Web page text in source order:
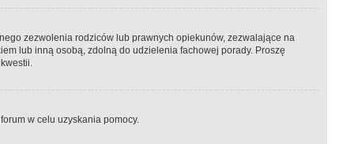
zezwolenia rodziców lub prawnych opiekunów, zezwalające na
lub inną osobą, zdolną do udzielenia fachowej porady. Proszę
w celu uzyskania pomocy.